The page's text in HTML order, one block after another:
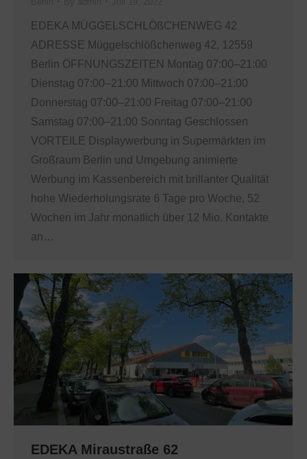
EDEKA MÜGGELSCHLÖßCHENWEG 42
ADRESSE Müggelschlößchenweg 42, 12559
Berlin ÖFFNUNGSZEITEN Montag 07:00–21:00
Dienstag 07:00–21:00 Mittwoch 07:00–21:00
Donnerstag 07:00–21:00 Freitag 07:00–21:00
Samstag 07:00–21:00 Sonntag Geschlossen
VORTEILE Displaywerbung in Supermärkten im
Großraum Berlin und Umgebung animierte
Werbung im Kassenbereich mit brillanter Qualität
hohe Wiederholungsrate 6 Tage pro Woche, 52
Wochen im Jahr monatlich über 12 Mio. Kontakte
an…
EDEKA Miraustraße 62